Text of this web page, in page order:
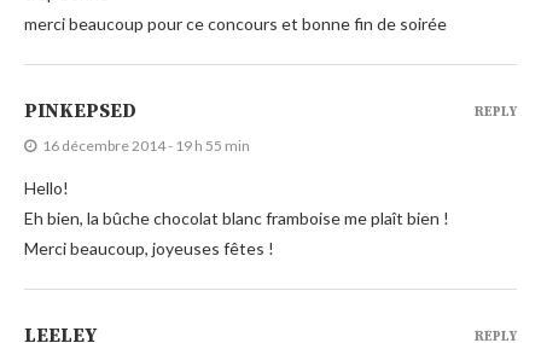
merci beaucoup pour ce concours et bonne fin de soirée
PINKEPSED
16 décembre 2014 - 19 h 55 min
Hello!
Eh bien, la bûche chocolat blanc framboise me plaît bien !
Merci beaucoup, joyeuses fêtes !
REPLY
LEELEY REPLY